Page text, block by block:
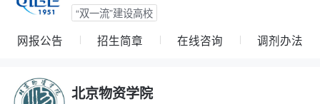
“双一流”建设高校
网报公告 招生简章 在线咨询 调剂办法
北京物资学院